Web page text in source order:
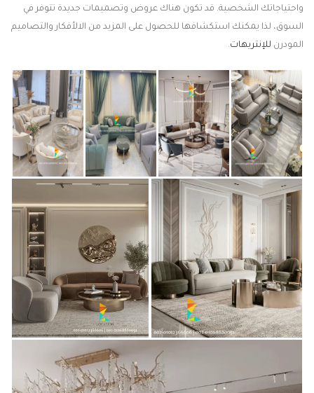
واحتياجاتك الشخصية. قد تكون هناك عروض وتصميمات جديدة تتوفر في
السوق، لذا يمكنك استكشافها للحصول على المزيد من الالأفكار والتصاميم
المودرن للإنتريهات.